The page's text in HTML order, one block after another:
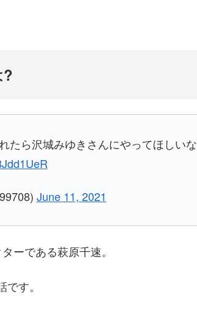
?
たら沢城みゆきさんにやってほしいな
June 11, 2021
ーである萩原千速。
す。